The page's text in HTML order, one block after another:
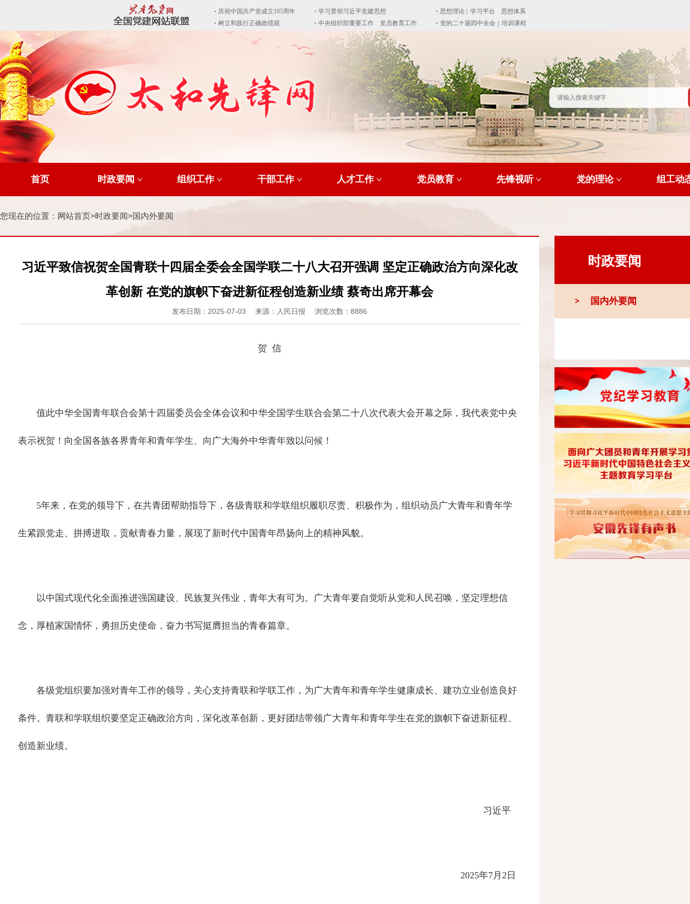
首页 时政要闻 组织工作 干部工作 人才工作 党员教育 先锋视听 党的理论 组工动
您现在的位置： 网站首页>时政要闻>国内外要闻
时政要闻
国内外要闻
习近平致信祝贺全国青联十四届全委会全国学联二十八大召开强调 坚定正确政治方向深化改
革创新 在党的旗帜下奋进新征程创造新业绩 蔡奇出席开幕会
发布日期：2025-07-03 来源：人民日报 浏览次数：8886
贺 信
值此中华全国青年联合会第十四届委员会全体会议和中华全国学生联合会第二十八次代表大会开幕之际，我代表党中央
表示祝贺！向全国各族各界青年和青年学生、向广大海外中华青年致以问候！
5年来，在党的领导下，在共青团帮助指导下，各级青联和学联组织履职尽责、积极作为，组织动员广大青年和青年学
生紧跟党走、拼搏进取，贡献青春力量，展现了新时代中国青年昂扬向上的精神风貌。
以中国式现代化全面推进强国建设、民族复兴伟业，青年大有可为。广大青年要自觉听从党和人民召唤，坚定理想信
念，厚植家国情怀，勇担历史使命，奋力书写挺膺担当的青春篇章。
各级党组织要加强对青年工作的领导，关心支持青联和学联工作，为广大青年和青年学生健康成长、建功立业创造良好
条件。青联和学联组织要坚定正确政治方向，深化改革创新，更好团结带领广大青年和青年学生在党的旗帜下奋进新征程、
创造新业绩。
习近平
2025年7月2日